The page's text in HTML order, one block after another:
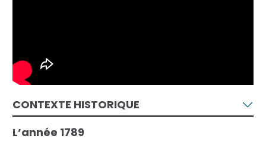
CONTEXTE HISTORIQUE
L’année 1789